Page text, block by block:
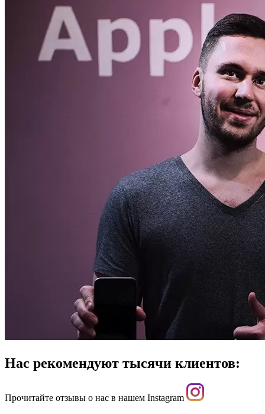
Нас рекомендуют тысячи клиентов:
Прочитайте отзывы о нас в нашем Instagram